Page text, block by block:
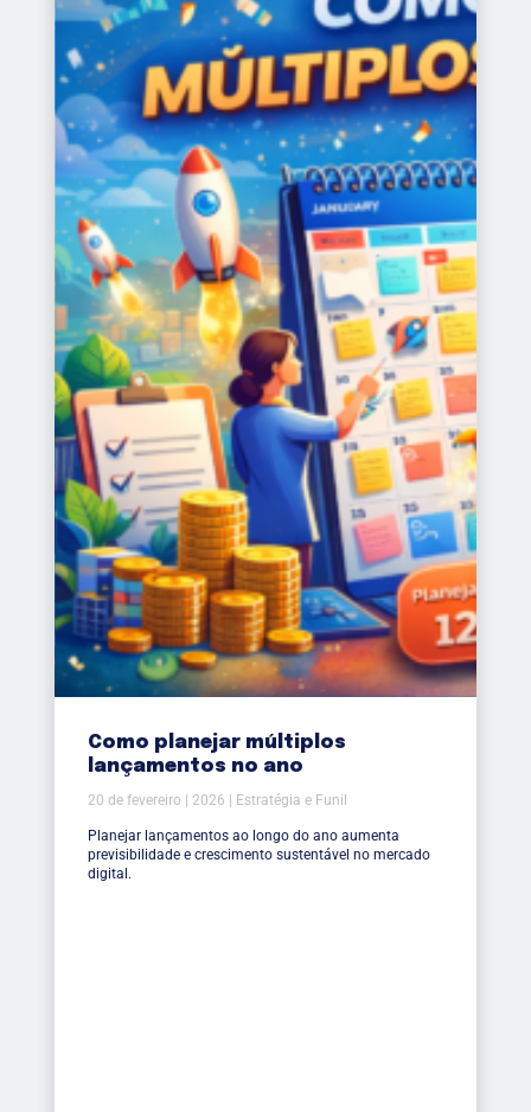
Como planejar múltiplos
lançamentos no ano
20 de fevereiro | 2026 | Estratégia e Funil
Planejar lançamentos ao longo do ano aumenta
previsibilidade e crescimento sustentável no mercado
digital.